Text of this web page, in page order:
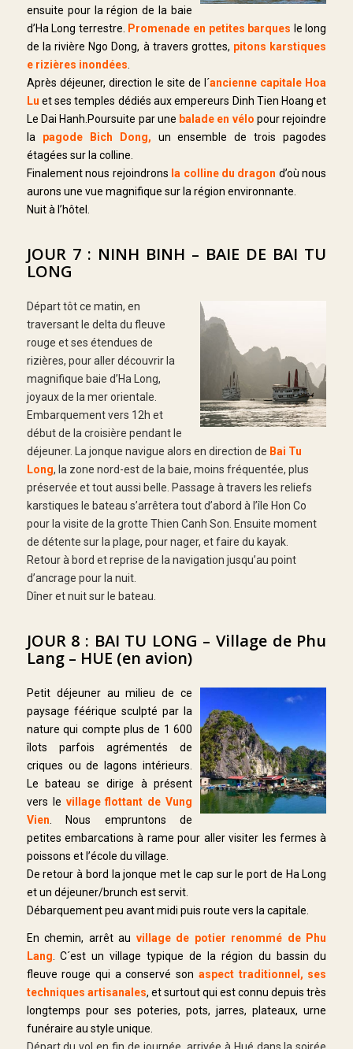
ensuite pour la région de la baie
d’Ha Long terrestre.
Promenade en petites barques le long
de la rivière Ngo Dong, à travers grottes, pitons karstiques
e rizières inondées
Après déjeuner, direction le site de l´ancienne capitale Hoa
Lu et ses temples dédiés aux empereurs Dinh Tien Hoang et
Le Dai Hanh.Poursuite par une balade en vélo pour rejoindre
la pagode Bich Dong, un ensemble de trois pagodes
étagées sur la colline.
Finalement nous rejoindrons la colline du dragon d’où nous
aurons une vue magnifique sur la région environnante.
Nuit à l’hôtel.
JOUR 7 : NINH BINH – BAIE DE BAI TU
LONG
Départ tôt ce matin, en
traversant le delta du fleuve
rouge et ses étendues de
rizières, pour aller découvrir la
magnifique baie d’Ha Long,
joyaux de la mer orientale.
Embarquement vers 12h et
début de la croisière pendant le
déjeuner. La jonque navigue alors en direction de Bai Tu
Long, la zone nord-est de la baie, moins fréquentée, plus
préservée et tout aussi belle. Passage à travers les reliefs
karstiques le bateau s’arrêtera tout d’abord à l’île Hon Co
pour la visite de la grotte Thien Canh Son. Ensuite moment
de détente sur la plage, pour nager, et faire du kayak.
Retour à bord et reprise de la navigation jusqu’au point
d’ancrage pour la nuit.
Dîner et nuit sur le bateau.
JOUR 8 : BAI TU LONG – Village de Phu
Lang – HUE (en avion)
Petit déjeuner au milieu de ce
paysage féérique sculpté par la
nature qui compte plus de 1 600
îlots parfois agrémentés de
criques ou de lagons intérieurs.
Le bateau se dirige à présent
vers le village flottant de Vung
Vien . Nous empruntons de
petites embarcations à rame pour aller visiter les fermes à
poissons et l’école du village.
De retour à bord la jonque met le cap sur le port de Ha Long
et un déjeuner/brunch est servit.
Débarquement peu avant midi puis route vers la capitale.
En chemin, arrêt au village de potier renommé de Phu
Lang . C´est un village typique de la région du bassin du
fleuve rouge qui a conservé son aspect traditionnel, ses
techniques artisanales, et surtout qui est connu depuis très
longtemps pour ses poteries, pots, jarres, plateaux, urne
funéraire au style unique.
Départ du vol en fin de journée, arrivée à Hué dans la soirée